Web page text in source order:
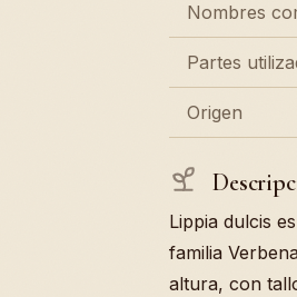
Nombres
Partes
Origen
Lippia dulcis
familia
altura, con